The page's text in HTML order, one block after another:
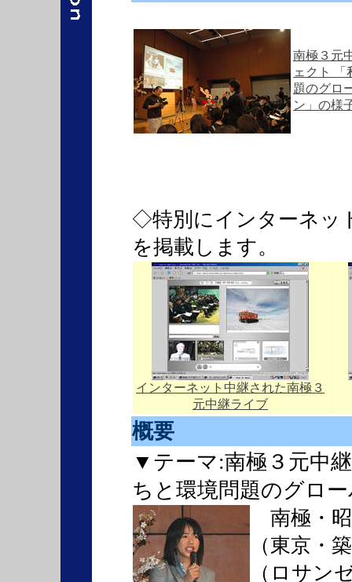
南極３元
ェクト 「
題のグロ
ン」の様
◇特別にインターネッ
を掲載します。
インターネット中継された南極３
元中継ライブ
概要
▼テーマ:南極３元中
ちと環境問題のグロ
南極・昭
（東京・
（ロサン